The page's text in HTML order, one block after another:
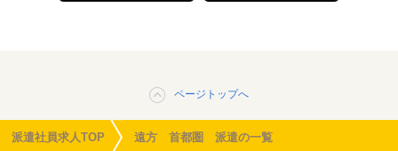
ページトップへ
派遣社員求人TOP 遠方 首都圏 派遣の一覧